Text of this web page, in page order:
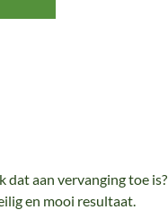
dat aan vervanging toe is?
en mooi resultaat.